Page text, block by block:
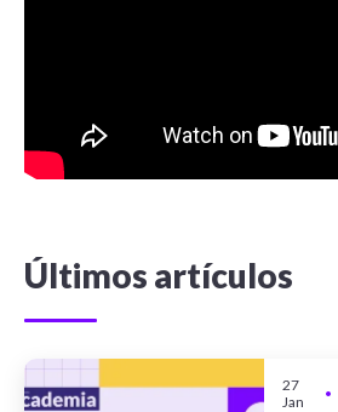
Últimos artículos
27
Jan
•